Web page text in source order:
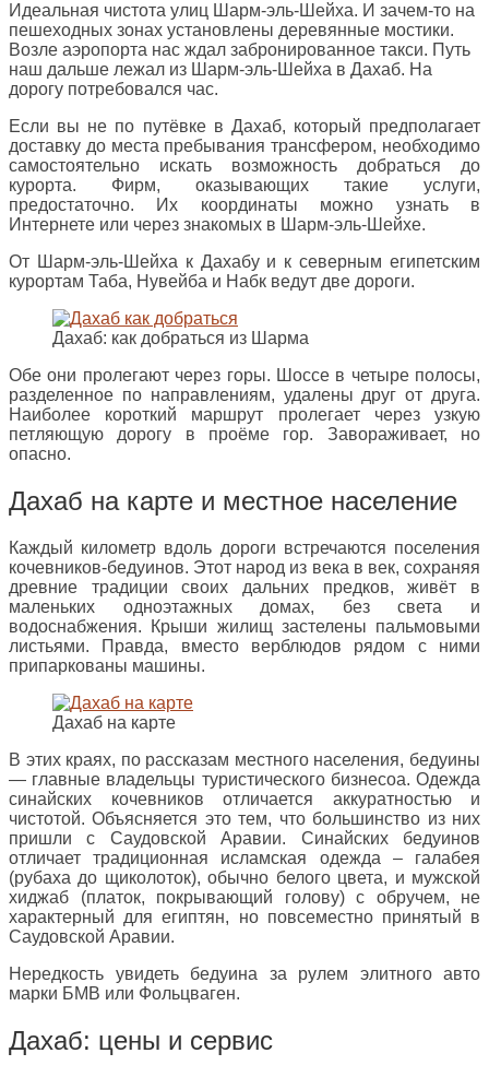
Идеальная чистота улиц Шарм-эль-Шейха. И зачем-то на
пешеходных зонах установлены деревянные мостики.
Возле аэропорта нас ждал забронированное такси. Путь
наш дальше лежал из Шарм-эль-Шейха в Дахаб. На
дорогу потребовался час.
Если вы не по путёвке в Дахаб, который предполагает
доставку до места пребывания трансфером, необходимо
самостоятельно искать возможность добраться до
курорта. Фирм, оказывающих такие услуги,
предостаточно. Их координаты можно узнать в
Интернете или через знакомых в Шарм-эль-Шейхе.
От Шарм-эль-Шейха к Дахабу и к северным египетским
курортам Таба, Нувейба и Набк ведут две дороги.
Дахаб: как добраться из Шарма
Обе они пролегают через горы. Шоссе в четыре полосы,
разделенное по направлениям, удалены друг от друга.
Наиболее короткий маршрут пролегает через узкую
петляющую дорогу в проёме гор. Завораживает, но
опасно.
Дахаб на карте и местное население
Каждый километр вдоль дороги встречаются поселения
кочевников-бедуинов. Этот народ из века в век, сохраняя
древние традиции своих дальних предков, живёт в
маленьких одноэтажных домах, без света и
водоснабжения. Крыши жилищ застелены пальмовыми
листьями. Правда, вместо верблюдов рядом с ними
припаркованы машины.
Дахаб на карте
В этих краях, по рассказам местного населения, бедуины
— главные владельцы туристического бизнесоа. Одежда
синайских кочевников отличается аккуратностью и
чистотой. Объясняется это тем, что большинство из них
пришли с Саудовской Аравии. Синайских бедуинов
отличает традиционная исламская одежда – галабея
(рубаха до щиколоток), обычно белого цвета, и мужской
хиджаб (платок, покрывающий голову) с обручем, не
характерный для египтян, но повсеместно принятый в
Саудовской Аравии.
Нередкость увидеть бедуина за рулем элитного авто
марки БМВ или Фольцваген.
Дахаб: цены и сервис